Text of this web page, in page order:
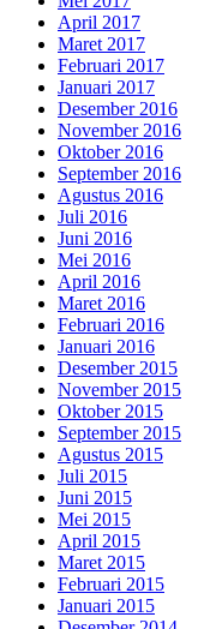
April 2017
Maret 2017
Februari 2017
Januari 2017
Desember 2016
November 2016
Oktober 2016
September 2016
Agustus 2016
Juli 2016
Juni 2016
Mei 2016
April 2016
Maret 2016
Februari 2016
Januari 2016
Desember 2015
November 2015
Oktober 2015
September 2015
Agustus 2015
Juli 2015
Juni 2015
Mei 2015
April 2015
Maret 2015
Februari 2015
Januari 2015